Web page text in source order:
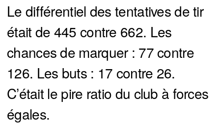
Le différentiel des tentatives de tir
était de 445 contre 662. Les
chances de marquer : 77 contre
126. Les buts : 17 contre 26.
C’était le pire ratio du club à forces
égales.